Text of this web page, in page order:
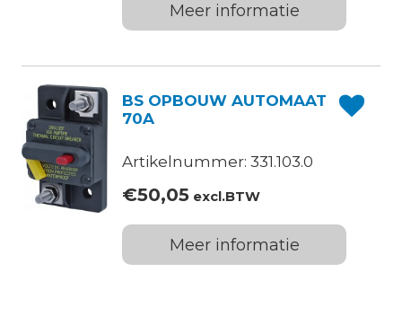
Meer informatie
BS OPBOUW AUTOMAAT
70A
Artikelnummer: 331.103.0
€50,05 excl.BTW
Meer informatie